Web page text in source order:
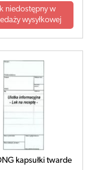
niedostępny w
wysyłkowej
kapsułki twarde